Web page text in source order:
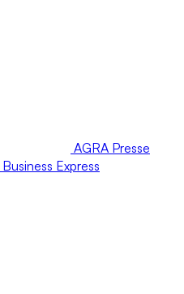
AGRA Presse
Business Express